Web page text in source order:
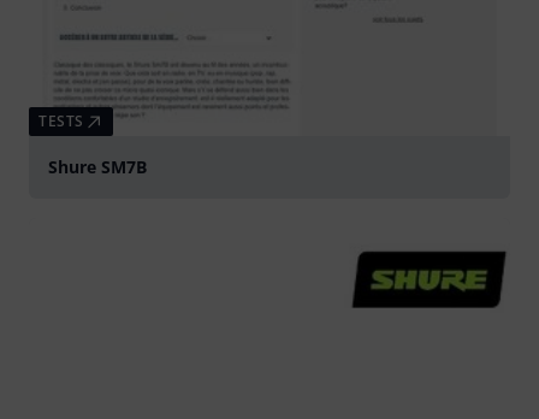
TESTS
Shure SM7B